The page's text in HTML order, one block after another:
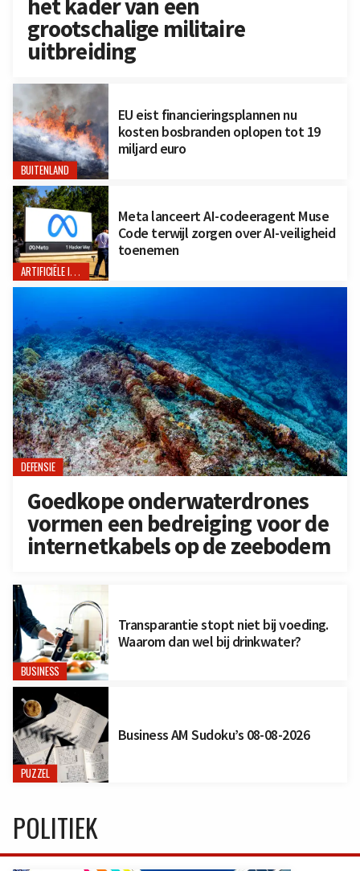
het kader van een
grootschalige militaire
uitbreiding
BUITENLAND
EU eist financieringsplannen nu
kosten bosbranden oplopen tot 19
miljard euro
ARTIFICIËLE INTELLIGENTIE
Meta lanceert AI-codeeragent Muse
Code terwijl zorgen over AI-veiligheid
toenemen
DEFENSIE
Goedkope onderwaterdrones
vormen een bedreiging voor de
internetkabels op de zeebodem
BUSINESS
Transparantie stopt niet bij voeding.
Waarom dan wel bij drinkwater?
PUZZEL
Business AM Sudoku’s 08-08-2026
POLITIEK